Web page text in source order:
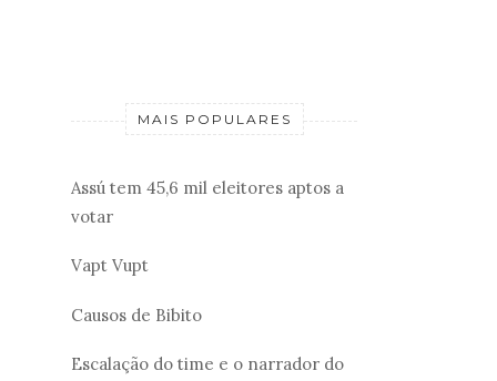
MAIS POPULARES
Assú tem 45,6 mil eleitores aptos a
votar
Vapt Vupt
Causos de Bibito
Escalação do time e o narrador do